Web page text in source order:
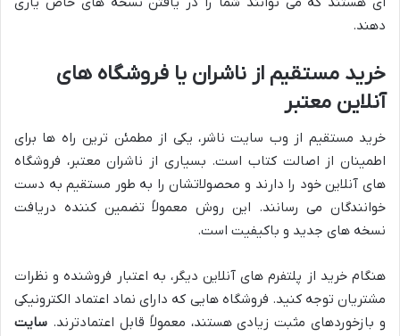
دهند.
خرید مستقیم از ناشران یا فروشگاه های
آنلاین معتبر
خرید مستقیم از وب سایت ناشر، یکی از مطمئن ترین راه ها برای
اطمینان از اصالت کتاب است. بسیاری از ناشران معتبر، فروشگاه
های آنلاین خود را دارند و محصولاتشان را به طور مستقیم به دست
خوانندگان می رسانند. این روش معمولاً تضمین کننده دریافت
نسخه های جدید و باکیفیت است.
هنگام خرید از پلتفرم های آنلاین دیگر، به اعتبار فروشنده و نظرات
مشتریان توجه کنید. فروشگاه هایی که دارای نماد اعتماد الکترونیکی
و بازخوردهای مثبت زیادی هستند، معمولاً قابل اعتمادترند. سایت